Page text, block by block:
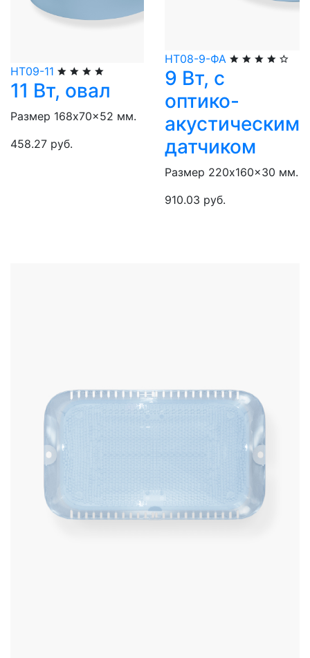
НТ09-11
11 Вт, овал
Размер 168x70x52 мм.
458.27 руб.
НТ08-9-ФА
9 Вт, с
оптико-
акустическим
датчиком
Размер 220x160x30 мм.
910.03 руб.